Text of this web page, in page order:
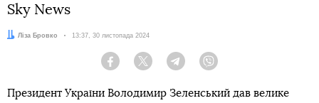
Sky News
Автор:
Ліза Бровко Дата:
13:37, 30 листопада 2024
Facebook Twitter Telegram
Президент України Володимир Зеленський дав велике